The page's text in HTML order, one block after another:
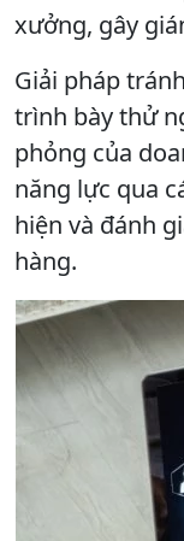
xưởng, gây
Giải pháp
trình bày thử
phỏng của
năng lực qua
hiện và đánh
hàng.